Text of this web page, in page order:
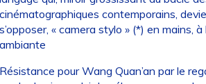
contemporains,
« camera stylo » (*) en mains,
pour Wang Quan’an par le